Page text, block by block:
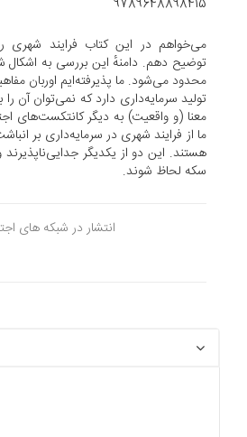
می‌خواهم در این کتاب فرایند شهری‌
توضیح دهم. دامنهٔ این بررسی به
محدود می‌شود. ما پذیرفته‌ایم اوربان
تولید سرمایه‌داری دارد که نمی‌توان آن
معنا (و واقعیت) به دیگر کانتکست‌های
ما از فرایند شهری در سرمایه‌داری بر
هستند. این دو از یکدیگر
سکه لحاظ شوند.
انتشار در شبکه های